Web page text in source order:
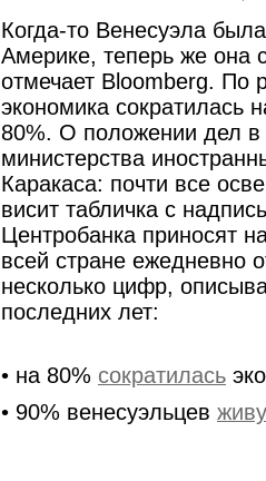
Когда-то Венесуэла
Америке, теперь же она
отмечает Bloomberg. По
экономика сократилась
80%. О положении дел в
министерства
Каракаса: почти все
висит табличка с
Центробанка приносят
всей стране ежедневно
несколько цифр,
последних лет:
• на 80% сократилась
• 90% венесуэльцев